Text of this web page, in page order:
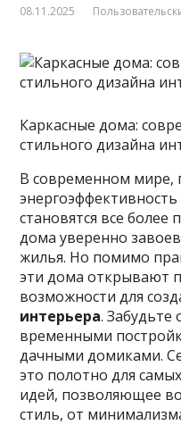
08.11.2025
Каркасные дома:
стильного дизайна
В современном мире,
становятся все
дома уверенно
жилья. Но помимо
эти дома открывают
возможности для
интерьера. Забудьте
временными
дачными домиками.
это полотно для
идей, позволяющее
стиль, от